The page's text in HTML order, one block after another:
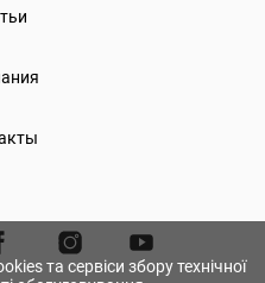
та сервіси збору технічної